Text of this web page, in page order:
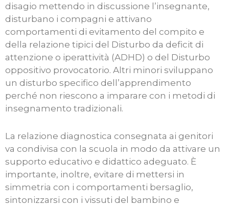
disagio mettendo in discussione l’insegnante,
disturbano i compagni e attivano
comportamenti di evitamento del compito e
della relazione tipici del Disturbo da deficit di
attenzione o iperattività (ADHD) o del Disturbo
oppositivo provocatorio. Altri minori sviluppano
un disturbo specifico dell’apprendimento
perché non riescono a imparare con i metodi di
insegnamento tradizionali.
La relazione diagnostica consegnata ai genitori
va condivisa con la scuola in modo da attivare un
supporto educativo e didattico adeguato. È
importante, inoltre, evitare di mettersi in
simmetria con i comportamenti bersaglio,
sintonizzarsi con i vissuti del bambino e